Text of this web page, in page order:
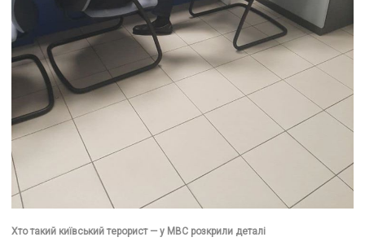
Хто такий київський терорист — у МВС розкрили деталі